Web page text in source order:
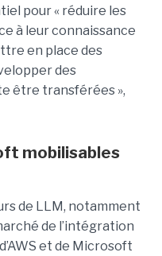
pour « réduire les
à leur connaissance
en place des
des
être transférées »,
mobilisables
de LLM, notamment
de l’intégration
et de Microsoft